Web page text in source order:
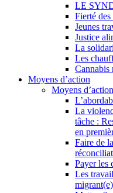
LE
Fierté
Jeunes
Justice
La
Les
Cannabis
Moyens d’action
Moyens d’action
La
tâche :
en
Faire de
Payer les
Les